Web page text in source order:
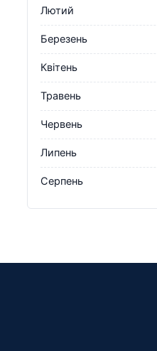
Лютий
Березень
Квітень
Травень
Червень
Липень
Серпень